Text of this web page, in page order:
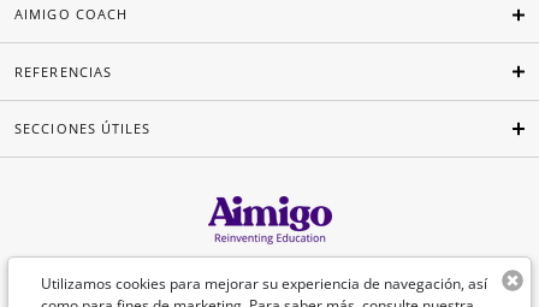
Utilizamos cookies para mejorar su experiencia de navegación, así
AIMIGO COACH
REFERENCIAS
SECCIONES ÚTILES
Español